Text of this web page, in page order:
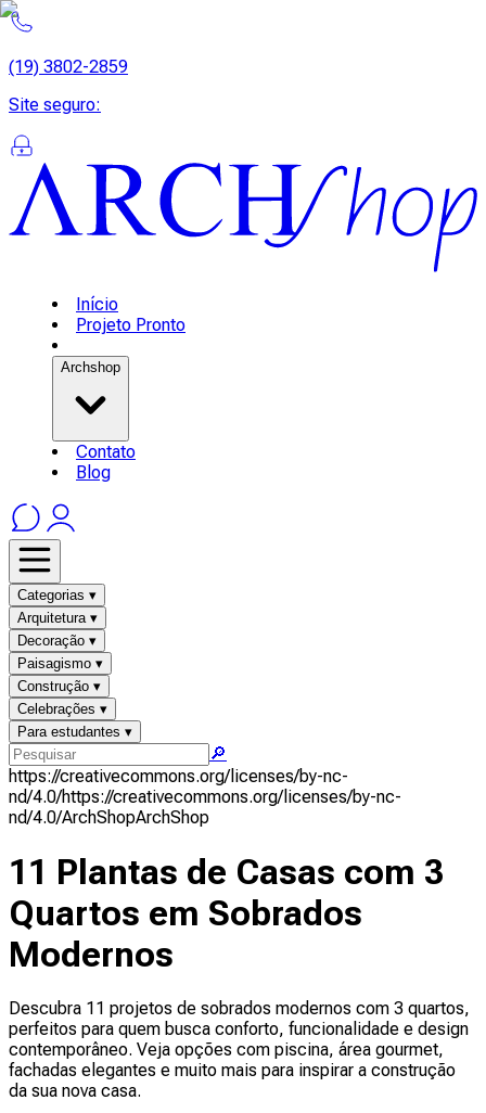
(19) 3802-2859
Site seguro:
Início
Projeto Pronto
Archshop
Contato
Blog
Categorias ▾
Arquitetura ▾
Decoração ▾
Paisagismo ▾
Construção ▾
Celebrações ▾
Para estudantes ▾
🔎
https://creativecommons.org/licenses/by-nc-
nd/4.0/https://creativecommons.org/licenses/by-nc-
nd/4.0/ArchShopArchShop
11 Plantas de Casas com 3
Quartos em Sobrados
Modernos
Descubra 11 projetos de sobrados modernos com 3 quartos,
perfeitos para quem busca conforto, funcionalidade e design
contemporâneo. Veja opções com piscina, área gourmet,
fachadas elegantes e muito mais para inspirar a construção
da sua nova casa.